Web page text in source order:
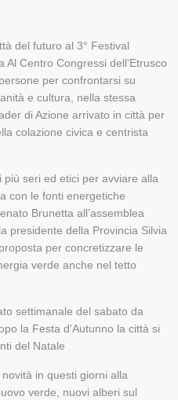
del futuro al 3° Festival
Al Centro Congressi dell’Etrusco
per confrontarsi su
e cultura, nella stessa
di Azione arrivato in città per
colazione civica e centrista
più seri ed etici per avviare alla
con le fonti energetiche
Brunetta all’assemblea
presidente della Provincia Silvia
per concretizzare le
verde anche nel tetto
settimanale del sabato da
la Festa d’Autunno la città si
del Natale
in questi giorni alla
verde, nuovi alberi sul